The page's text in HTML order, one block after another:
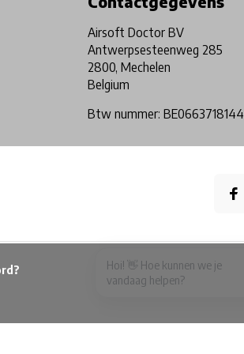
Airsoft Doctor BV
Antwerpsesteenweg 285
2800, Mechelen
Belgium
Btw nummer: BE0663718144
Hoi! 👋 Hoe kunnen we je
vandaag helpen?